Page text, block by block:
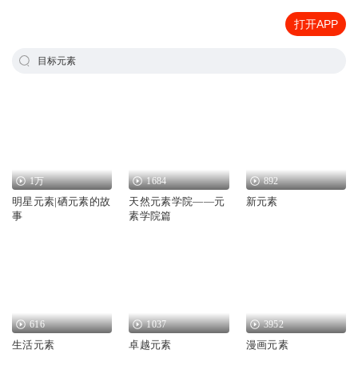
打开APP
目标元素
1万
明星元素|硒元素的故
事
1684
天然元素学院——元
素学院篇
892
新元素
616
生活元素
1037
卓越元素
3952
漫画元素